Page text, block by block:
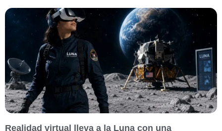
Realidad virtual lleva a la Luna con una